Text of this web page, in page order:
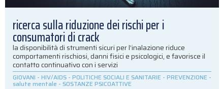
ricerca sulla riduzione dei rischi per i
consumatori di crack
la disponibilità di strumenti sicuri per l’inalazione riduce
comportamenti rischiosi, danni fisici e psicologici, e favorisce il
contatto continuativo con i servizi
GIOVANI - HIV/AIDS - POLITICHE SOCIALI E SANITARIE - PREVENZIONE -
salute mentale - SOSTANZE PSICOATTIVE